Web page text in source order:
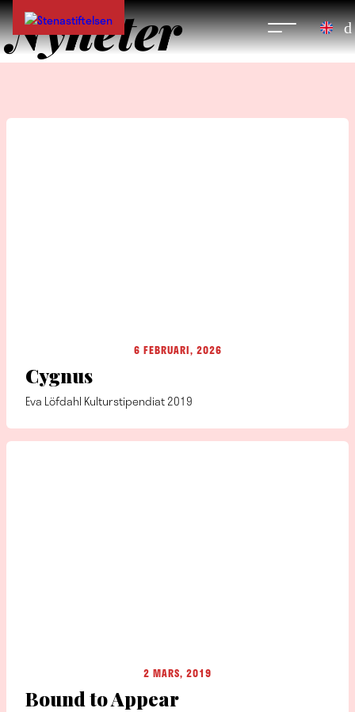
Nyheter
6 FEBRUARI, 2026
Cygnus
Eva Löfdahl Kulturstipendiat 2019
2 MARS, 2019
Bound to Appear